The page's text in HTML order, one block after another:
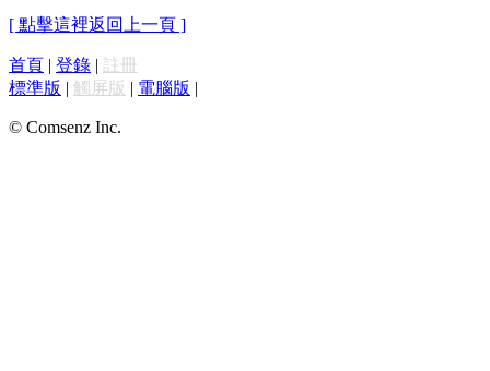
[ 點擊這裡返回上一頁 ]
首頁 | 登錄 | 註冊
標準版 | 觸屏版 | 電腦版 |
© Comsenz Inc.